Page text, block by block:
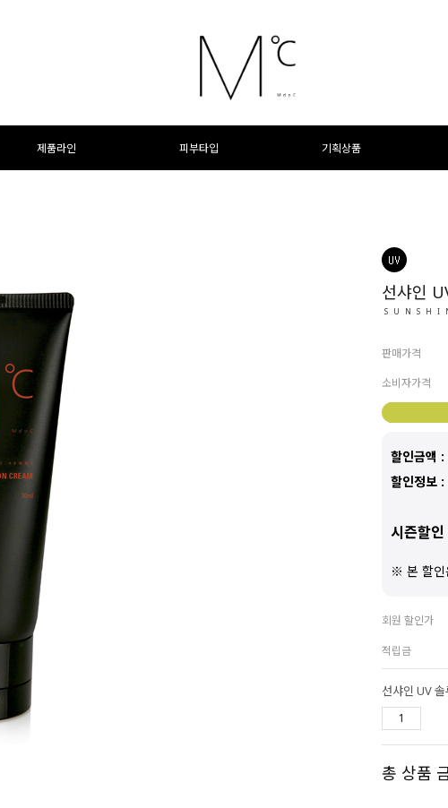
제품라인 피부타입 기획상품
선샤인
판매가격
소비자가격
할인금액 :
할인정보 :
시즌할
※ 본 할인
회원 할인가
적립금
선샤인 UV
총 상품